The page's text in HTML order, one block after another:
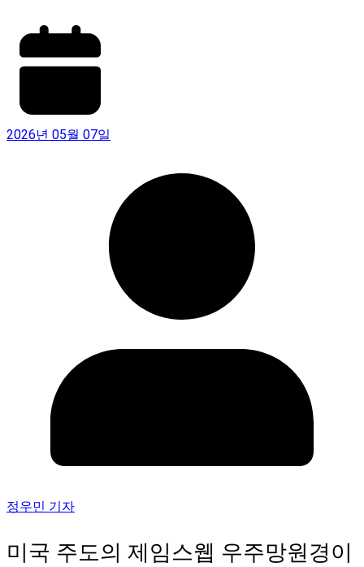
2026년 05월 07일
정우민 기자
미국 주도의 제임스웹 우주망원경이